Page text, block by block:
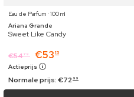
Eau de Parfum ⋅ 100 ml
Ariana Grande
Sweet Like Candy
€5479 €53 15
Actieprijs
Normale prijs:€72 99